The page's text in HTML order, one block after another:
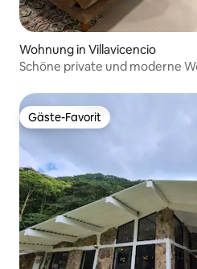
Wohnung in Villavicencio
Schöne private und moderne
Gäste-Favorit
Gäste-Favorit